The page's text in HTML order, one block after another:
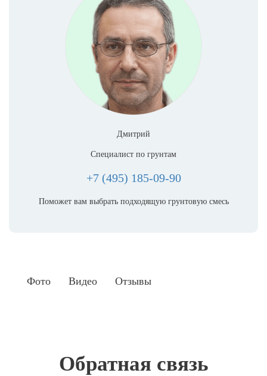
Дмитрий
Специалист по грунтам
+7 (495) 185-09-90
Поможет вам выбрать подходящую грунтовую смесь
Фото Видео Отзывы
Обратная связь